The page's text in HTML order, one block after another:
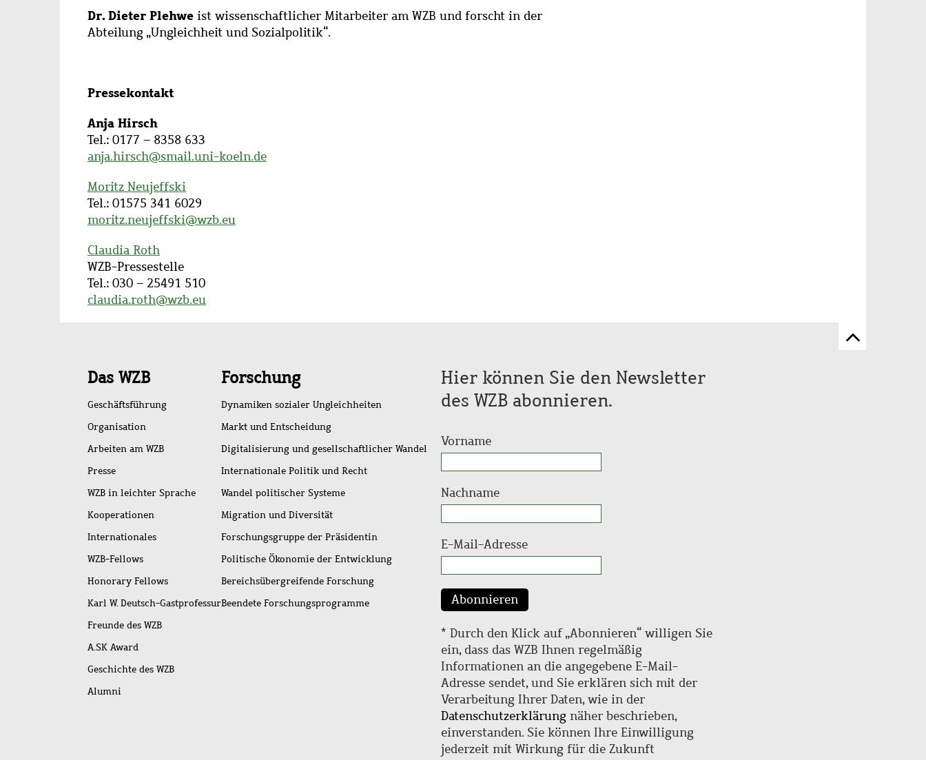
Dr. Dieter Plehwe ist wissenschaftlicher Mitarbeiter am WZB und forscht in der
Abteilung „Ungleichheit und Sozialpolitik“.
Pressekontakt
Anja Hirsch
Tel.: 0177 – 8358 633
anja.hirsch@smail.uni-koeln.de
Moritz Neujeffski
Tel.: 01575 341 6029
moritz.neujeffski@wzb.eu
Claudia Roth
WZB-Pressestelle
Tel.: 030 – 25491 510
claudia.roth@wzb.eu
Zum
Schnellzugriff
Das WZB
Geschäftsführung
Organisation
Arbeiten am WZB
Presse
WZB in leichter Sprache
Kooperationen
Internationales
WZB-Fellows
Honorary Fellows
Karl W. Deutsch-Gastprofessur
Freunde des WZB
A.SK Award
Geschichte des WZB
Alumni
Forschung
Dynamiken sozialer Ungleichheiten
Markt und Entscheidung
Digitalisierung und gesellschaftlicher Wandel
Internationale Politik und Recht
Wandel politischer Systeme
Migration und Diversität
Forschungsgruppe der Präsidentin
Politische Ökonomie der Entwicklung
Bereichsübergreifende Forschung
Beendete Forschungsprogramme
Hier können Sie den Newsletter
des WZB abonnieren.
Vorname
Nachname
E-Mail-Adresse
Abonnieren
* Durch den Klick auf „Abonnieren“ willigen Sie
ein, dass das WZB Ihnen regelmäßig
Informationen an die angegebene E-Mail-
Adresse sendet, und Sie erklären sich mit der
Verarbeitung Ihrer Daten, wie in der
Datenschutzerklärung näher beschrieben,
einverstanden. Sie können Ihre Einwilligung
jederzeit mit Wirkung für die Zukunft